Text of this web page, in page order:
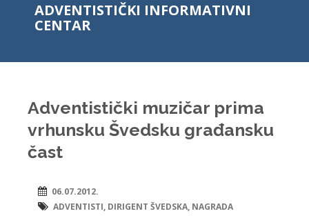
ADVENTISTIČKI INFORMATIVNI
CENTAR
Adventistički muzičar prima
vrhunsku Švedsku građansku
čast
06.07.2012.
ADVENTISTI, DIRIGENT ŠVEDSKA, NAGRADA